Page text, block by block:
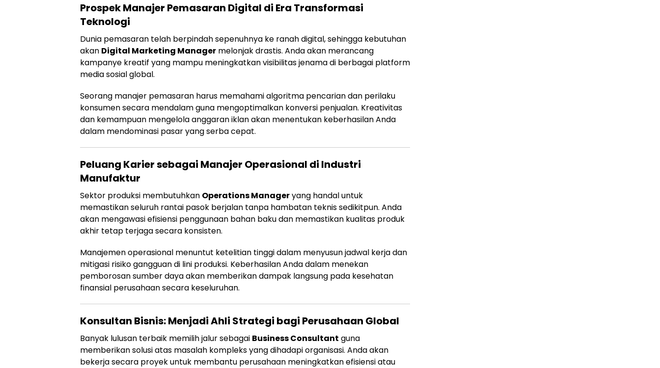
Prospek Manajer Pemasaran Digital di Era Transformasi
Teknologi
Dunia pemasaran telah berpindah sepenuhnya ke ranah digital, sehingga kebutuhan
akan Digital Marketing Manager melonjak drastis. Anda akan merancang
kampanye kreatif yang mampu meningkatkan visibilitas jenama di berbagai platform
media sosial global.
Seorang manajer pemasaran harus memahami algoritma pencarian dan perilaku
konsumen secara mendalam guna mengoptimalkan konversi penjualan. Kreativitas
dan kemampuan mengelola anggaran iklan akan menentukan keberhasilan Anda
dalam mendominasi pasar yang serba cepat.
Peluang Karier sebagai Manajer Operasional di Industri
Manufaktur
Sektor produksi membutuhkan Operations Manageryang handal untuk
memastikan seluruh rantai pasok berjalan tanpa hambatan teknis sedikitpun. Anda
akan mengawasi efisiensi penggunaan bahan baku dan memastikan kualitas produk
akhir tetap terjaga secara konsisten.
Manajemen operasional menuntut ketelitian tinggi dalam menyusun jadwal kerja dan
mitigasi risiko gangguan di lini produksi. Keberhasilan Anda dalam menekan
pemborosan sumber daya akan memberikan dampak langsung pada kesehatan
finansial perusahaan secara keseluruhan.
Konsultan Bisnis: Menjadi Ahli Strategi bagi Perusahaan Global
Banyak lulusan terbaik memilih jalur sebagai Business Consultant guna
memberikan solusi atas masalah kompleks yang dihadapi organisasi. Anda akan
bekerja secara proyek untuk membantu perusahaan meningkatkan efisiensi atau